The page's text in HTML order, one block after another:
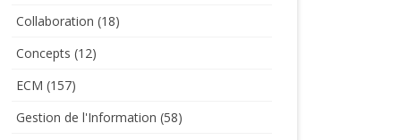
Collaboration (18)
Concepts (12)
ECM (157)
Gestion de l'Information (58)